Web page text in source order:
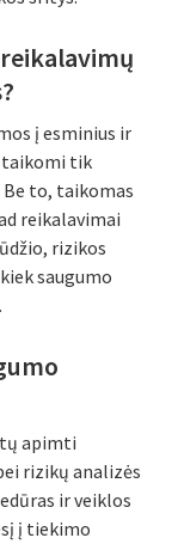
į esminius ir
taikomi tik
to, taikomas
reikalavimai
rizikos
saugumo
apimti
rizikų analizės
ir veiklos
į tiekimo